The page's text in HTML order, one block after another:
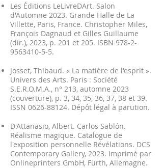
Les Éditions LeLivreDArt. Salon
d'Automne 2023. Grande Halle de La
Villette, Paris, France. Christopher Miles,
François Dagnaud et Gilles Guillaume
(dir.), 2023, p. 201 et 205. ISBN 978-2-
9563410-5-5.
Josset, Thibaud. « La matière de l'esprit ».
Univers des Arts. Paris : Société
S.E.R.O.M.A., n° 213, automne 2023
(couverture), p. 3, 34, 35, 36, 37, 38 et 39.
ISSN 0626-88124. Dépôt légal à parution.
D'Attanasio, Albert. Carlos Sablón.
Réalisme magique. Catalogue de
l'exposition personnelle Révélations. DCS
Contemporary Gallery, 2023. Imprimé par
Onlineprinters GmbH, Fürth, Allemagne.